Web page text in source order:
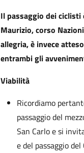
Il passaggio dei
Maurizio, corso
allegria, è invece
entrambi gli
Viabilità
Ricordiamo
passaggio del
San Carlo e si
e del passaggio del